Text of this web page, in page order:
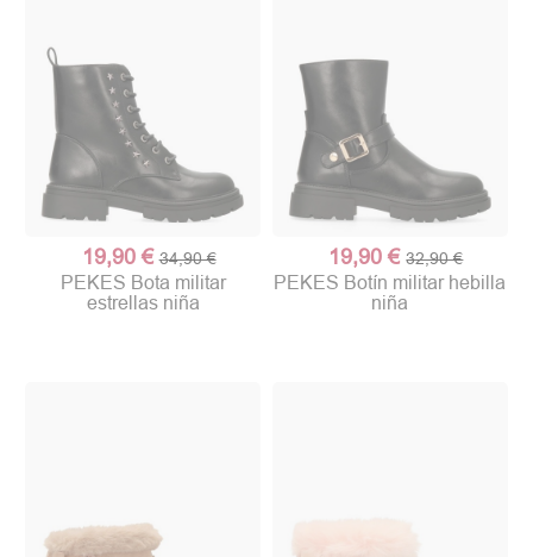
19,90 € 34,90 €
PEKES Bota militar
estrellas niña
19,90 € 32,90 €
PEKES Botín militar hebilla
niña